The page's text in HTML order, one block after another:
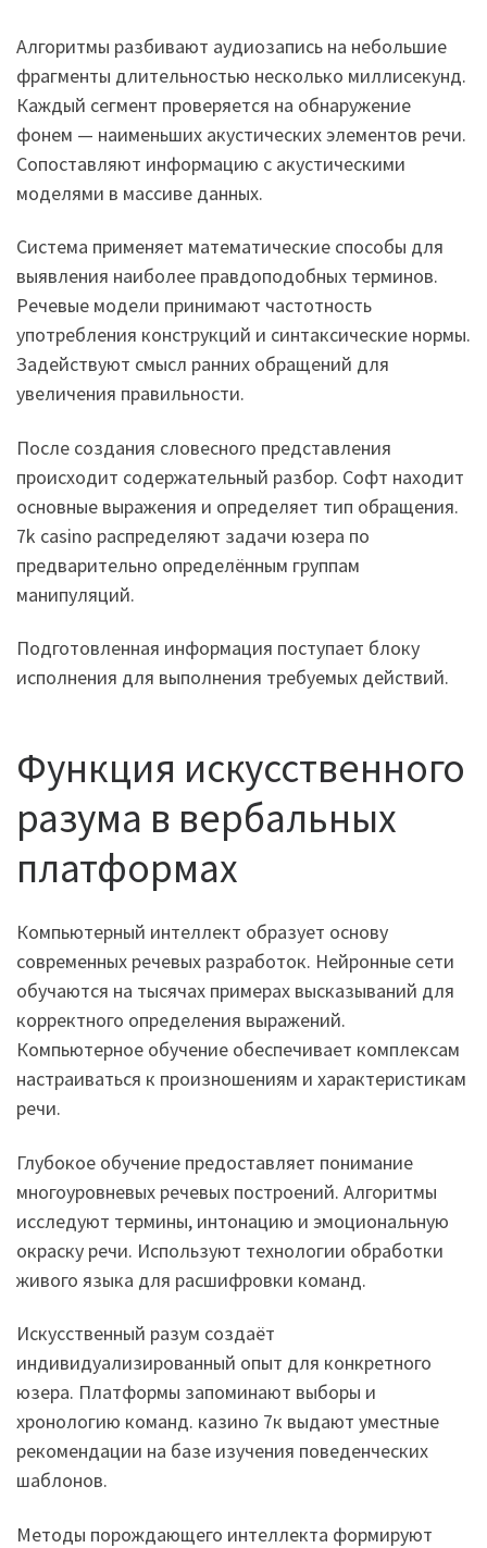
Алгоритмы разбивают аудиозапись на небольшие
фрагменты длительностью несколько миллисекунд.
Каждый сегмент проверяется на обнаружение
фонем — наименьших акустических элементов речи.
Сопоставляют информацию с акустическими
моделями в массиве данных.
Система применяет математические способы для
выявления наиболее правдоподобных терминов.
Речевые модели принимают частотность
употребления конструкций и синтаксические нормы.
Задействуют смысл ранних обращений для
увеличения правильности.
После создания словесного представления
происходит содержательный разбор. Софт находит
основные выражения и определяет тип обращения.
7k casino распределяют задачи юзера по
предварительно определённым группам
манипуляций.
Подготовленная информация поступает блоку
исполнения для выполнения требуемых действий.
Функция искусственного
разума в вербальных
платформах
Компьютерный интеллект образует основу
современных речевых разработок. Нейронные сети
обучаются на тысячах примерах высказываний для
корректного определения выражений.
Компьютерное обучение обеспечивает комплексам
настраиваться к произношениям и характеристикам
речи.
Глубокое обучение предоставляет понимание
многоуровневых речевых построений. Алгоритмы
исследуют термины, интонацию и эмоциональную
окраску речи. Используют технологии обработки
живого языка для расшифровки команд.
Искусственный разум создаёт
индивидуализированный опыт для конкретного
юзера. Платформы запоминают выборы и
хронологию команд. казино 7к выдают уместные
рекомендации на базе изучения поведенческих
шаблонов.
Методы порождающего интеллекта формируют